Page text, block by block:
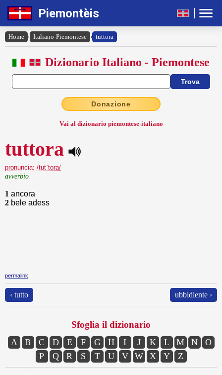
Piemontèis
Home › Italiano-Piemontese › tuttora
Dizionario Italiano - Piemontese
Donazione
Vai al dizionario piemontese-italiano
tuttora
pronuncia: /tutˈtora/
avverbio
1 ancora
2 bele adess
permalink
‹ tutto ubbidiente ›
Sfoglia il dizionario
A B C D E F G H I J K L M N
O
P
Q R S T U V W X Y Z